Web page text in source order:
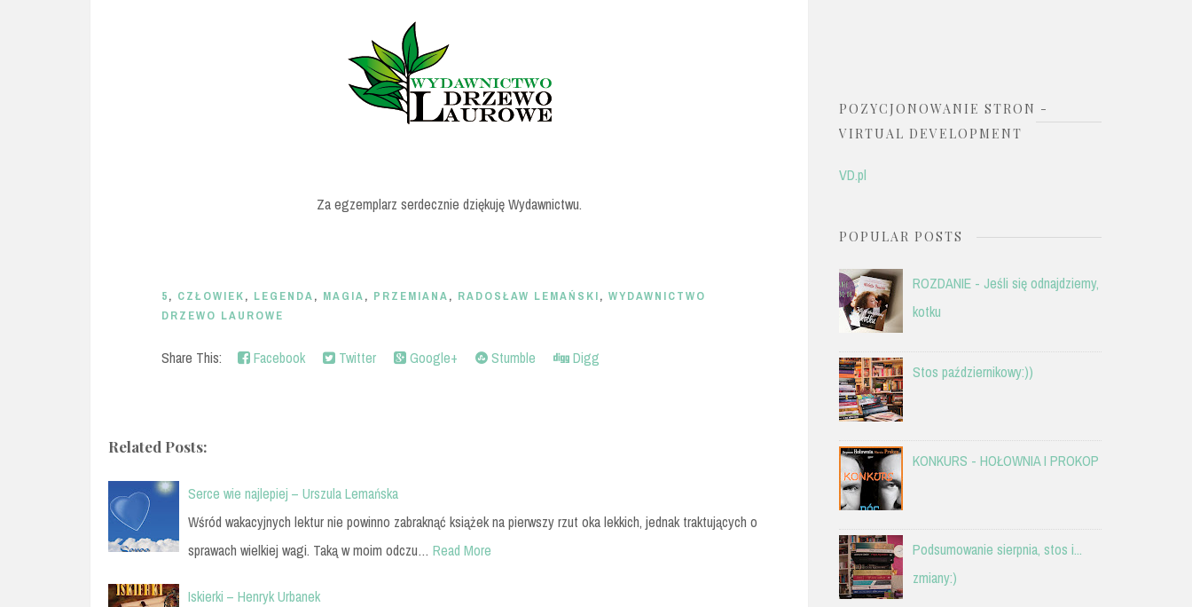
Za egzemplarz serdecznie dziękuję Wydawnictwu.
5, CZŁOWIEK, LEGENDA, MAGIA, PRZEMIANA, RADOSŁAW LEMAŃSKI, WYDAWNICTWO
DRZEWO LAUROWE
Share This: Facebook Twitter Google+ Stumble Digg
Related Posts:
Serce wie najlepiej – Urszula Lemańska
Wśród wakacyjnych lektur nie powinno zabraknąć książek na pierwszy rzut oka lekkich, jednak traktujących o
sprawach wielkiej wagi. Taką w moim odczu… Read More
Iskierki – Henryk Urbanek
POZYCJONOWANIE STRON -
VIRTUAL DEVELOPMENT
VD.pl
POPULAR POSTS
ROZDANIE - Jeśli się odnajdziemy,
kotku
Stos październikowy:))
KONKURS - HOŁOWNIA I PROKOP
Podsumowanie sierpnia, stos i...
zmiany:)